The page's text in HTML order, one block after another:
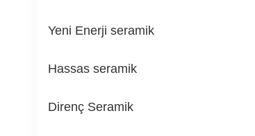
Yeni Enerji seramik
Hassas seramik
Direnç Seramik